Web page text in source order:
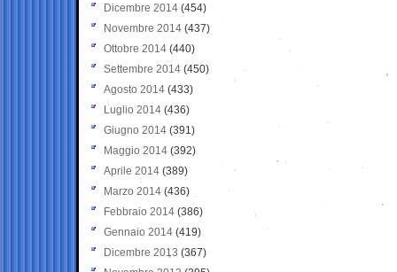
Dicembre 2014 (454)
Novembre 2014 (437)
Ottobre 2014 (440)
Settembre 2014 (450)
Agosto 2014 (433)
Luglio 2014 (436)
Giugno 2014 (391)
Maggio 2014 (392)
Aprile 2014 (389)
Marzo 2014 (436)
Febbraio 2014 (386)
Gennaio 2014 (419)
Dicembre 2013 (367)